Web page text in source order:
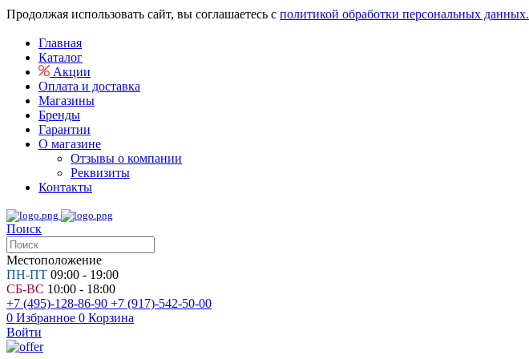
Продолжая использовать сайт, вы соглашаетесь с политикой обработки персональных данных.
Главная
Каталог
Акции
Оплата и доставка
Магазины
Бренды
Гарантии
О магазине
Отзывы о компании
Реквизиты
Контакты
Поиск
Местоположение
ПН-ПТ 09:00 - 19:00
СБ-ВС 10:00 - 18:00
+7 (495)-128-86-90 +7 (917)-542-50-00
0 Избранное 0 Корзина
Войти